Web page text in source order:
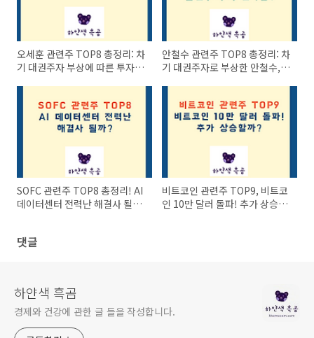
오세훈 관련주 TOP8 총정리: 차
기 대권주자 부상에 따른 투자
안철수 관련주 TOP8 총정리: 차
기 대권주자로 부상한 안철수,
SOFC 관련주 TOP8 총정리! AI
데이터센터 전력난 해결사 될
비트코인 관련주 TOP9, 비트코
인 10만 달러 돌파! 추가 상승할
댓글
하얀색 흑곰
경제와 건강에 관한 글 들을 작성합니다.